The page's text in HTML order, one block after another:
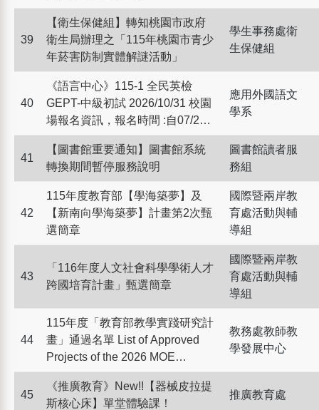
39
【衛生保健組】轉知桃園市政府
衛生局辦理之「115年桃園市青少
年菸害防制實體解謎活動」
學生事務處衛
生保健組
40
《語言中心》115-1 全民英檢
GEPT-中級初試 2026/10/31 校園
場報名資訊，報名時間 :自07/22
至09/02(專案密碼：20261004)
應用外國語文
學系
41
【圖書館重要通知】圖書館系統
轉換期間暫停服務說明
圖書館讀者服
務組
42
115年度教育部【學海築夢】及
【新南向學海築夢】計畫第2次甄
選簡章
國際暨兩岸教
育處活動與輔
導組
43
「116年度人文社會科學學術人才
跨國培育計畫」甄選簡章
國際暨兩岸教
育處活動與輔
導組
44
115年度「教育部教學實踐研究計
畫」通過名單 List of Approved
Projects of the 2026 MOE
Teaching Practice Research
Program
教務處教師教
學發展中心
45
《推廣教育》New!!【器械皮拉提
斯核心床】單堂體驗課！
推廣教育處